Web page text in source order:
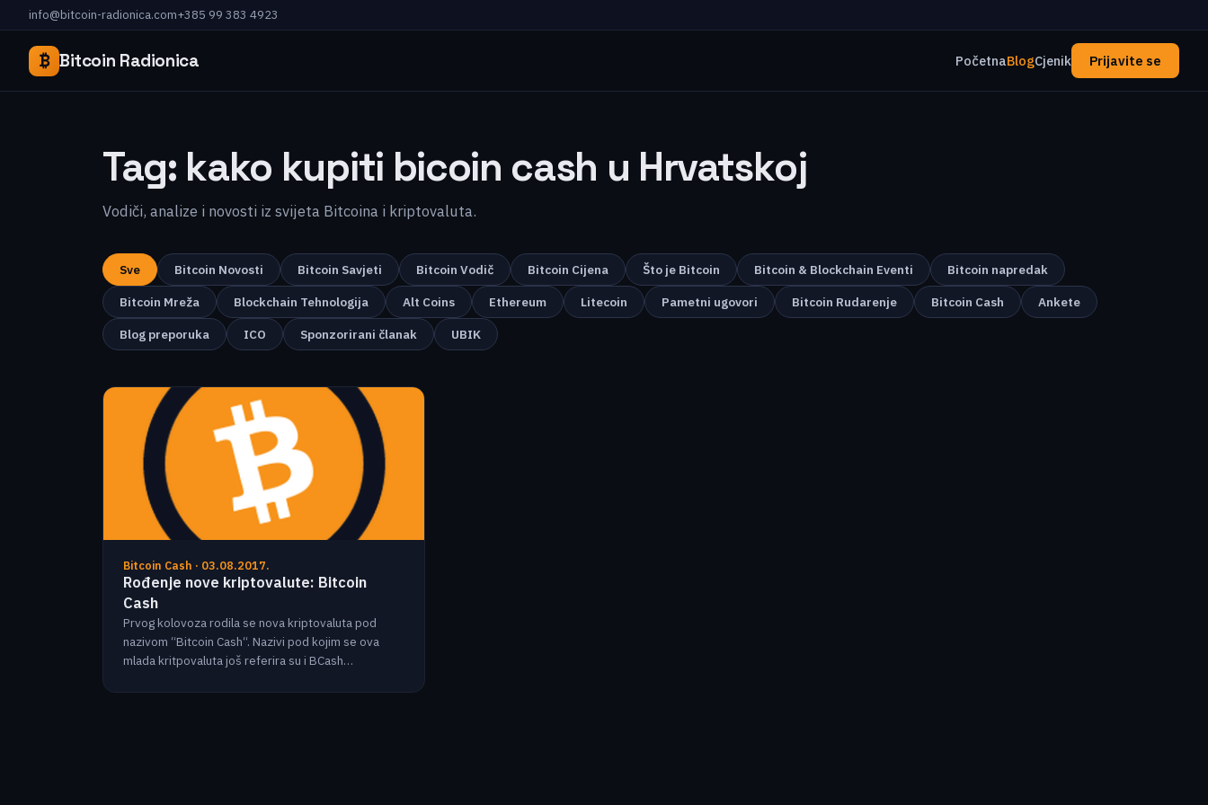
info@bitcoin-radionica.com+385 99 383 4923
₿ Bitcoin Radionica PočetnaBlogCjenik Prijavite se
Tag: kako kupiti bicoin cash u Hrvatskoj
Vodiči, analize i novosti iz svijeta Bitcoina i kriptovaluta.
Sve Bitcoin Novosti Bitcoin Savjeti Bitcoin Vodič Bitcoin Cijena Što je Bitcoin Bitcoin & Blockchain Eventi
Bitcoin napredak
Bitcoin Mreža
Blockchain Tehnologija Alt Coins Ethereum Litecoin Pametni ugovori Bitcoin Rudarenje Bitcoin Cash
Ankete
Blog preporuka
ICO Sponzorirani članak UBIK
Bitcoin Cash · 03.08.2017.
Rođenje nove kriptovalute: Bitcoin
Cash
Prvog kolovoza rodila se nova kriptovaluta pod
nazivom “Bitcoin Cash“. Nazivi pod kojim se ova
mlada kritpovaluta još referira su i BCash…